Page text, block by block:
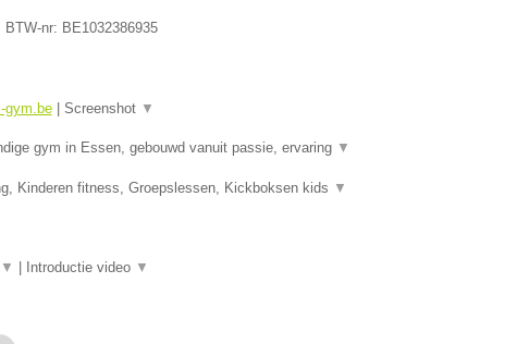
BTW-nr: BE1032386935
gym.be| Screenshot ▼
gym in Essen, gebouwd vanuit passie, ervaring ▼
Kinderen fitness, Groepslessen, Kickboksen kids ▼
▼ Introductie video ▼